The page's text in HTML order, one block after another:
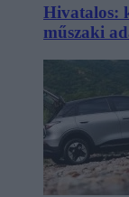
Hivatalos:
műszaki